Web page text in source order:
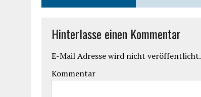
Hinterlasse einen Kommentar
E-Mail Adresse wird nicht veröffentlicht.
Kommentar